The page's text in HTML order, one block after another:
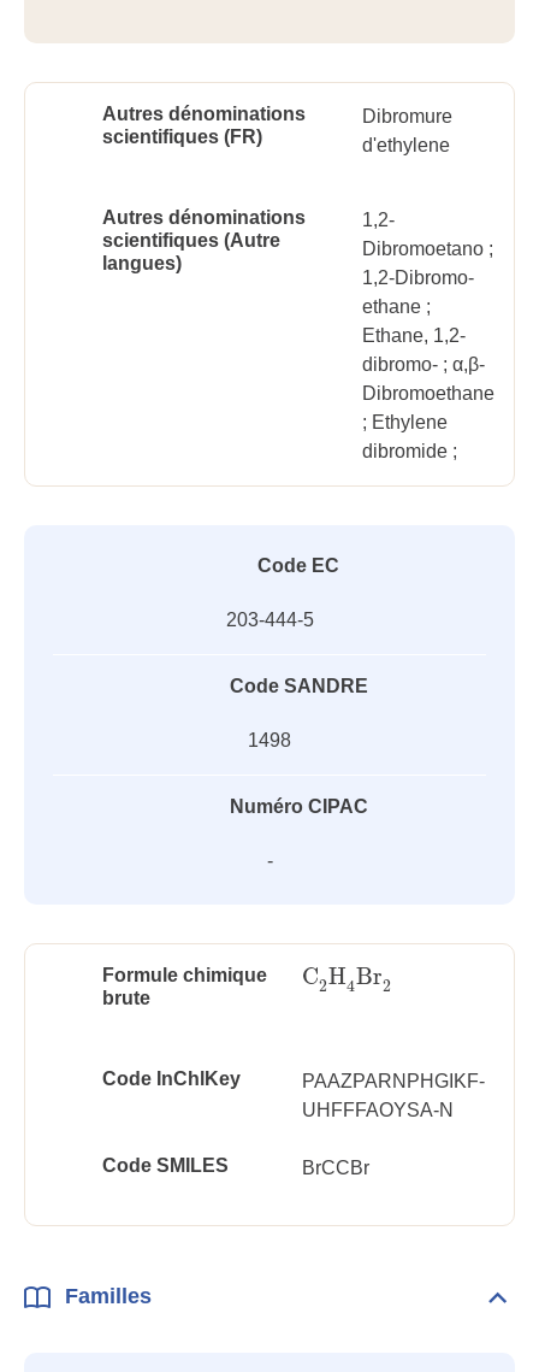
Autres dénominations
scientifiques (FR)
Dibromure
d'ethylene
Autres dénominations
scientifiques (Autre
langues)
1,2-
Dibromoetano ;
1,2-Dibromo-
ethane ;
Ethane, 1,2-
dibromo- ; α,β-
Dibromoethane
; Ethylene
dibromide ;
Code EC
203-444-5
Code SANDRE
1498
Numéro CIPAC
-
Formule chimique
brute
C2H4Br2
C2H4Br2
Code InChlKey
PAAZPARNPHGIKF-
UHFFFAOYSA-N
Code SMILES BrCCBr
Familles